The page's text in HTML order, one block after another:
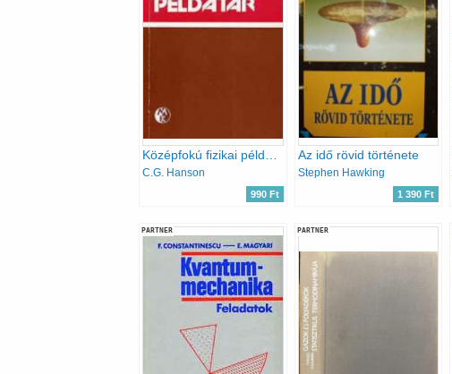
Középfokú fizikai példatár
C.G. Hanson
990 Ft
Az idő rövid története
Stephen Hawking
1 390 Ft
PARTNER PARTNER